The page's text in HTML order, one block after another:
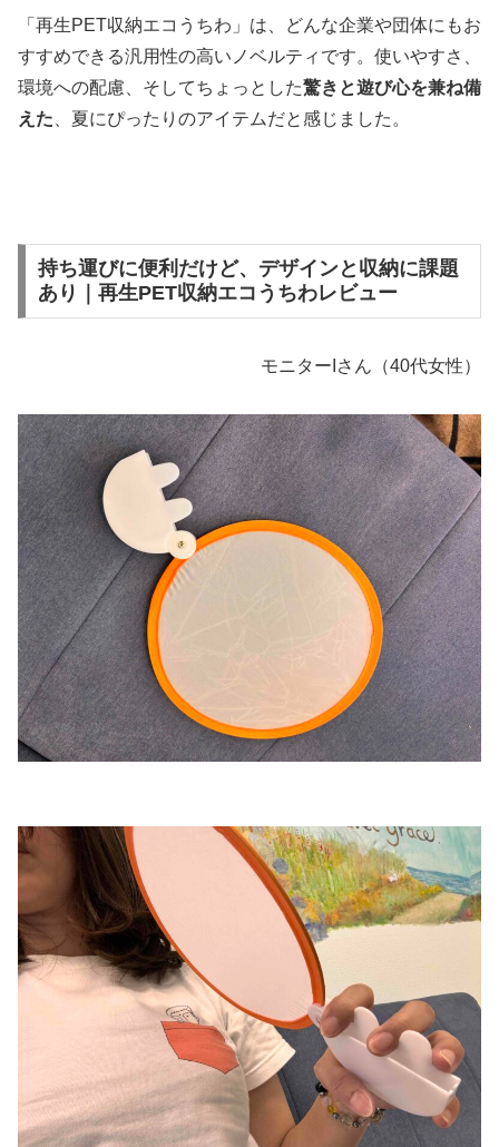
「再生PET収納エコうちわ」は、どんな企業や団体にもお
すすめできる汎用性の高いノベルティです。使いやすさ、
環境への配慮、そしてちょっとした驚きと遊び心を兼ね備
えた 、夏にぴったりのアイテムだと感じました。
持ち運びに便利だけど、デザインと収納に課題
あり｜再生PET収納エコうちわレビュー
モニターIさん（40代女性）